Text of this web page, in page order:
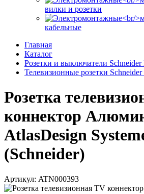
вилки и розетки
кабельные
Главная
Каталог
Розетки и выключатели Schneider
Телевизионные розетки
Розетка
коннектор
AtlasDesign
(Schneider)
Артикул: ATN000393